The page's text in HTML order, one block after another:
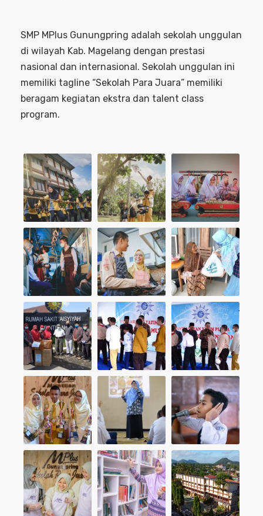
SMP MPlus Gunungpring adalah sekolah unggulan
di wilayah Kab. Magelang dengan prestasi
nasional dan internasional. Sekolah unggulan ini
memiliki tagline “Sekolah Para Juara” memiliki
beragam kegiatan ekstra dan talent class
program.